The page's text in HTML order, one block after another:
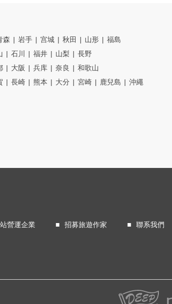
森 岩手 宫城 秋田 山形 福島
石川 福井 山梨 長野
大阪 兵库 奈良 和歌山
長崎 熊本 大分 宮崎 鹿兒島 沖繩
營運企業 招募旅遊作家 聯系我們